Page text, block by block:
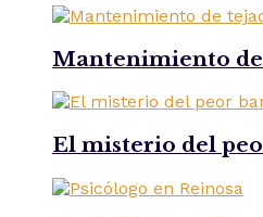
Mantenimiento de
El misterio del